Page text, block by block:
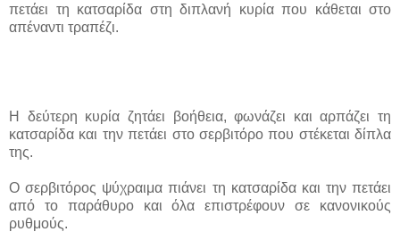
πετάει τη κατσαρίδα στη διπλανή κυρία που κάθεται στο
απέναντι τραπέζι.
Η δεύτερη κυρία ζητάει βοήθεια, φωνάζει και αρπάζει τη
κατσαρίδα και την πετάει στο σερβιτόρο που στέκεται δίπλα
της.
Ο σερβιτόρος ψύχραιμα πιάνει τη κατσαρίδα και την πετάει
από το παράθυρο και όλα επιστρέφουν σε κανονικούς
ρυθμούς.